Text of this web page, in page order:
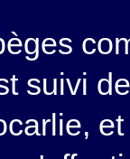
suivi